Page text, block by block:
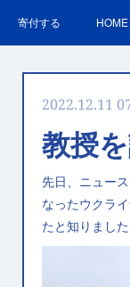
寄付する HOME
ＳＤＧｓの取組
2022.12.11
教授
先日、ニュー
なったウクラ
たと知りました